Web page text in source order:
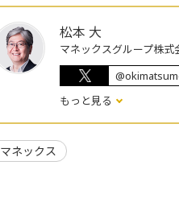
松本 大
マネックスグループ株
もっと見る
マネックス